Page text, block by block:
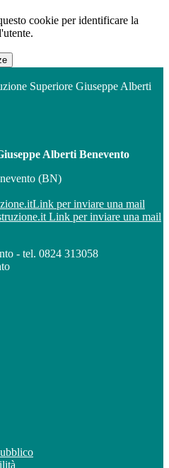
cookie per identificare la
Superiore Giuseppe Alberti
Alberti Benevento
(BN)
Link per inviare una mail
Link per inviare una mail
- tel. 0824 313058